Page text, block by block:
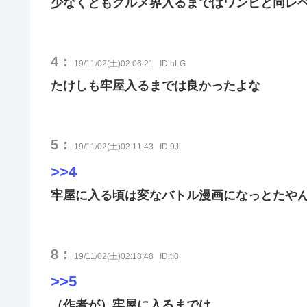
少なくともグルメ界入るまではワンピと同レ
4： 19/11/02(土)02:06:21 ID:hLG
たけしも牢屋入るまでは良かったよな
5： 19/11/02(土)02:11:43 ID:9Jl
>>4
牢屋に入る頃は変なバトル漫画になっとたや
8： 19/11/02(土)02:18:48 ID:tI8
>>5